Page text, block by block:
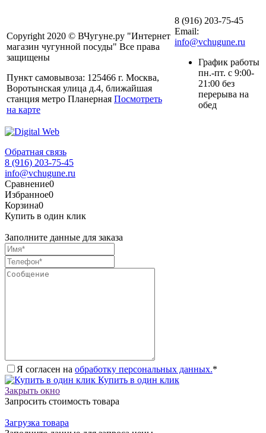
Copyright 2020 © ВЧугуне.ру "Интернет
магазин чугунной посуды" Все права
защищены
Пункт самовывоза: 125466 г. Москва,
Воротынская улица д.4, ближайшая
станция метро Планерная Посмотреть
на карте
8 (916) 203-75-45
Email:
info@vchugune.ru
График работы
пн.-пт. с 9:00-
21:00 без
перерыва на
обед
Обратная связь
8 (916) 203-75-45
info@vchugune.ru
Сравнение0
Избранное0
Корзина0
Купить в один клик
Заполните данные для заказа
Я согласен на обработку персональных данных.*
Купить в один клик
Закрыть окно
Запросить стоимость товара
Загрузка товара